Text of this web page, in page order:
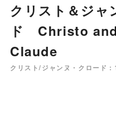
クリスト＆ジャ
ド Christo
Claude
クリスト/ジャンヌ・クロード